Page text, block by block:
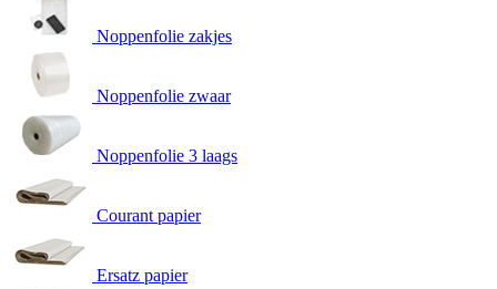
Noppenfolie zakjes
Noppenfolie zwaar
Noppenfolie 3 laags
Courant papier
Ersatz papier